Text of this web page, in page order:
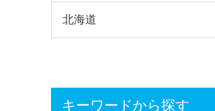
北海道
キーワードから探す